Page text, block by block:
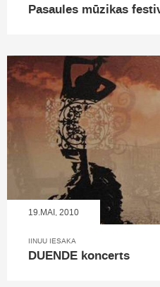
Pasaules mūzikas
19.MAI, 2010
IINUU IESAKA
DUENDE koncerts